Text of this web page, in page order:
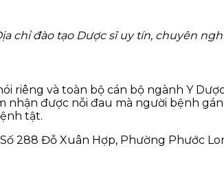
chỉ đào tạo Dược sĩ uy tín, chuyên
riêng và toàn bộ cán bộ ngành Y
được nỗi đau mà người bệnh
tật.
Số 288 Đỗ Xuân Hợp, Phường Phước